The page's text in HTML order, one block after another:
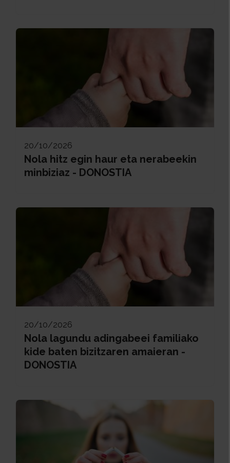
20/10/2026
Nola hitz egin haur eta nerabeekin
minbiziaz - DONOSTIA
20/10/2026
Nola lagundu adingabeei familiako
kide baten bizitzaren amaieran -
DONOSTIA